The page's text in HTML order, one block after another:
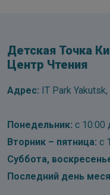
Детская Точка
Центр Чтения
Адрес: IT Park
Понедельник: с 10:00
Вторник – пятница: с
Суббота,
Последний день